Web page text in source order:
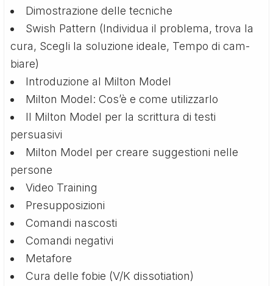
Dimostrazione delle tecniche
Swish Pattern (Individua il problema, trova la
cura, Scegli la soluzione ideale, Tempo di cam­
biare)
Introduzione al Milton Model
Milton Model: Cos’è e come utilizzarlo
Il Milton Model per la scrittura di testi
persuasivi
Milton Model per creare suggestioni nelle
persone
Video Training
Presupposizioni
Comandi nascosti
Comandi negativi
Metafore
Cura delle fobie (V/K dissotiation)